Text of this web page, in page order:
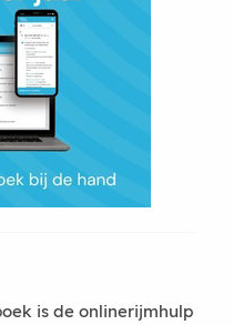
is de onlinerijmhulp